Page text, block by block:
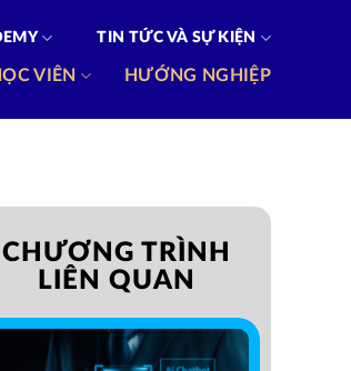
TIN TỨC VÀ SỰ KIỆN
VIÊN HƯỚNG NGHIỆP
CHƯƠNG TRÌNH
LIÊN QUAN